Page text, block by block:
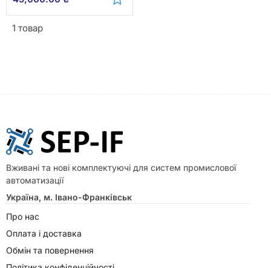
1 товар
Вживані та нові комплектуючі для систем промислової
автоматизації
Україна, м. Івано-Франківськ
Про нас
Оплата і доставка
Обмін та повернення